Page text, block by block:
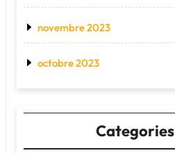
novembre 2023
octobre 2023
Categories